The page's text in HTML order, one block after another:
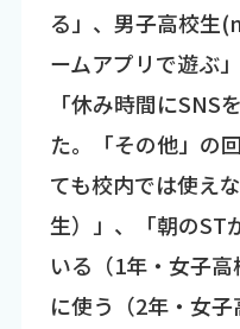
る」、男子高校生
ームアプリで遊ぶ
「休み時間にSNS
た。「その他」の
ても校内では使え
生）」、「朝のST
いる（1年・女子
に使う（2年・女